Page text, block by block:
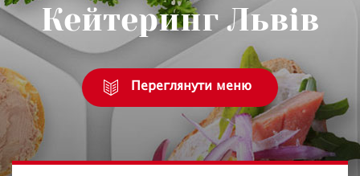
Кейтеринг Львів
Переглянути меню